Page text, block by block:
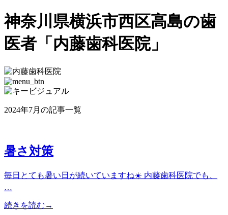
神奈川県横浜市西区高島の歯
医者「内藤歯科医院」
2024年7月の記事一覧
暑さ対策
毎日とても暑い日が続いていますね☀️ 内藤歯科医院でも、
…
続きを読む→